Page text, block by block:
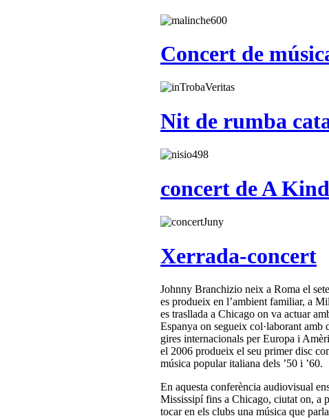
Concert de
Nit de rumba
concert de A
Xerrada-concert
Johnny Branchizio neix a Roma el
es produeix en l’ambient familiar, a
es trasllada a Chicago on va actuar
Espanya on segueix col·laborant amb
gires internacionals per Europa i
el 2006 produeix el seu primer disc
música popular italiana dels ’50 i ’60.
En aquesta conferència audiovisual
Mississipí fins a Chicago, ciutat on, a
tocar en els clubs una música que